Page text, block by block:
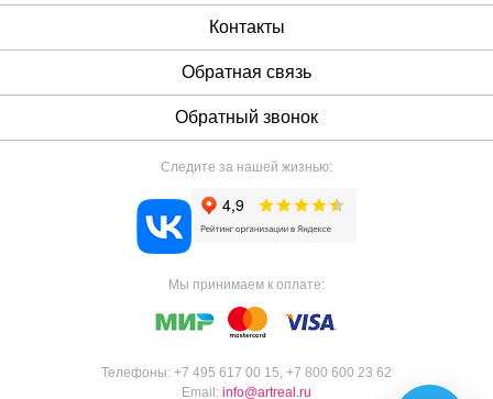
Контакты
Обратная связь
Обратный звонок
Телефоны: +7 495 617 00 15, +7 800 600 23 62
Email: info@artreal.ru
Следите за нашей жизнью:
Мы принимаем к оплате: